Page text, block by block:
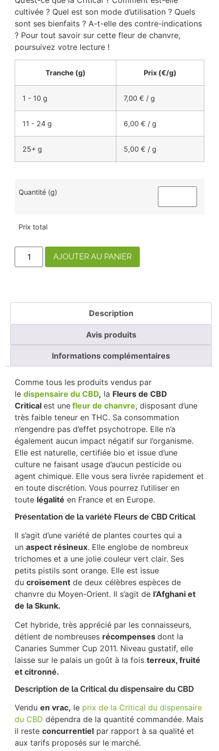
cultivée ? Quel est son mode d’utilisation ? Quels
sont ses bienfaits ? A-t-elle des contre-indications
? Pour tout savoir sur cette fleur de chanvre,
poursuivez votre lecture !
Tranche (g) Prix (€/g)
1 - 10 g 7,00 € / g
11 - 24 g 6,00 € / g
25+ g 5,00 € / g
Quantité (g)
Prix total
AJOUTER AU PANIER
Description
Avis produits
Informations complémentaires
Comme tous les produits vendus par
le dispensaire du CBD, la Fleurs de CBD
Critical est une fleur de chanvre, disposant d’une
très faible teneur en THC. Sa consommation
n’engendre pas d’effet psychotrope. Elle n’a
également aucun impact négatif sur l’organisme.
Elle est naturelle, certifiée bio et issue d’une
culture ne faisant usage d’aucun pesticide ou
agent chimique. Elle vous sera livrée rapidement et
en toute discrétion. Vous pourrez l’utiliser en
toute légalité en France et en Europe.
Présentation de la variété Fleurs de CBD Critical
Il s’agit d’une variété de plantes courtes qui a
un aspect résineux. Elle englobe de nombreux
trichomes et a une jolie couleur vert clair. Ses
petits pistils sont orange. Elle est issue
du croisement de deux célèbres espèces de
chanvre du Moyen-Orient. Il s’agit de l’Afghani et
de la Skunk.
Cet hybride, très apprécié par les connaisseurs,
détient de nombreuses récompenses dont la
Canaries Summer Cup 2011. Niveau gustatif, elle
laisse sur le palais un goût à la fois terreux, fruité
et citronné.
Description de la Critical du dispensaire du CBD
Vendu en vrac, le prix de la Critical du dispensaire
du CBD dépendra de la quantité commandée. Mais
il reste concurrentiel par rapport à sa qualité et
aux tarifs proposés sur le marché.